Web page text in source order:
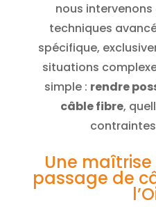
nous
techniques
spécifique,
situations
simple : rendre
câble fibre,
Une
passage de